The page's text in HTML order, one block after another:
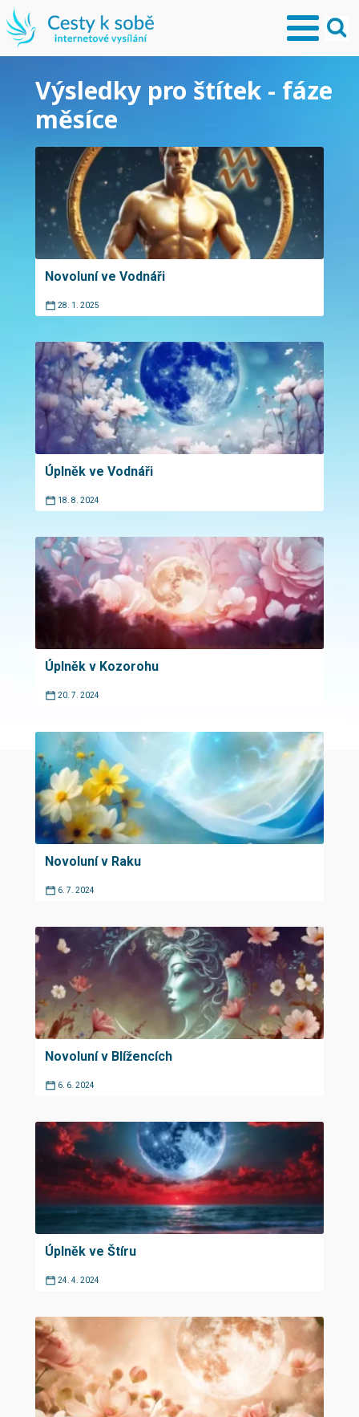
Výsledky pro štítek - fáze
měsíce
Novoluní ve Vodnáři
28. 1. 2025
Úplněk ve Vodnáři
18. 8. 2024
Úplněk v Kozorohu
20. 7. 2024
Novoluní v Raku
6. 7. 2024
Novoluní v Blížencích
6. 6. 2024
Úplněk ve Štíru
24. 4. 2024